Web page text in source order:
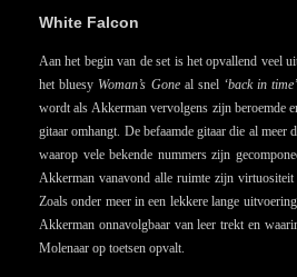
White Falcon
Aan het begin van de set is het opvallend veel
het bluesy Woman’s Goneal snel ‘back in time’
wordt als Akkerman vervolgens zijn beroemde
gitaar omhangt. De befaamde gitaar die al
waarop vele bekende nummers zijn
Akkerman vanavond alle ruimte zijn
Zoals onder meer in een lekkere lange
Akkerman onnavolgbaar van leer trekt en
Molenaar op toetsen opvalt.